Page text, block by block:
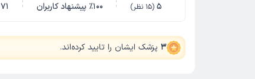
5
(
15 نظر) ٪100 پیشنهاد کاربران 71
3 پزشک ایشان را تایید کرده‌اند.